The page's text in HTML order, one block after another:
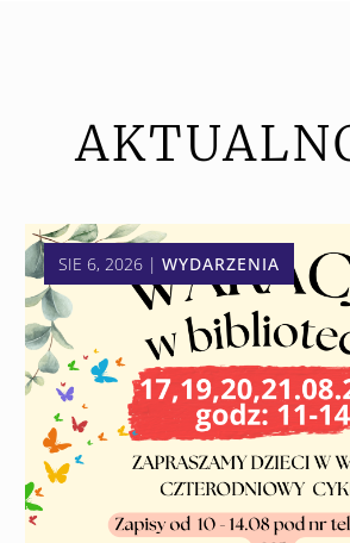
SIE 6, 2026 |WYDARZENIA